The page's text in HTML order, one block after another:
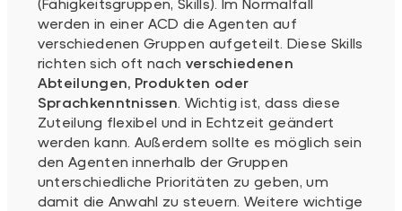
werden in einer ACD die Agenten auf
verschiedenen Gruppen aufgeteilt. Diese Skills
richten sich oft nach verschiedenen
Abteilungen, Produkten oder
Sprachkenntnissen. Wichtig ist, dass diese
Zuteilung flexibel und in Echtzeit geändert
werden kann. Außerdem sollte es möglich sein
den Agenten innerhalb der Gruppen
unterschiedliche Prioritäten zu geben, um
damit die Anwahl zu steuern. Weitere wichtige